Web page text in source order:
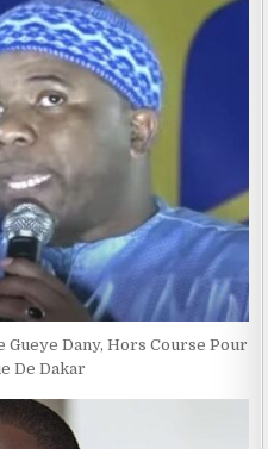
Gueye Dany, Hors Course Pour
De Dakar